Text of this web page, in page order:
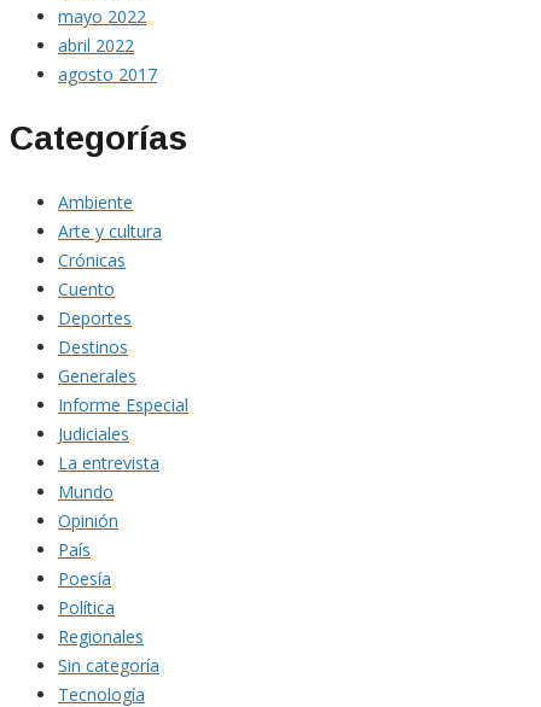
mayo 2022
abril 2022
agosto 2017
Categorías
Ambiente
Arte y cultura
Crónicas
Cuento
Deportes
Destinos
Generales
Informe Especial
Judiciales
La entrevista
Mundo
Opinión
País
Poesía
Política
Regionales
Sin categoría
Tecnología